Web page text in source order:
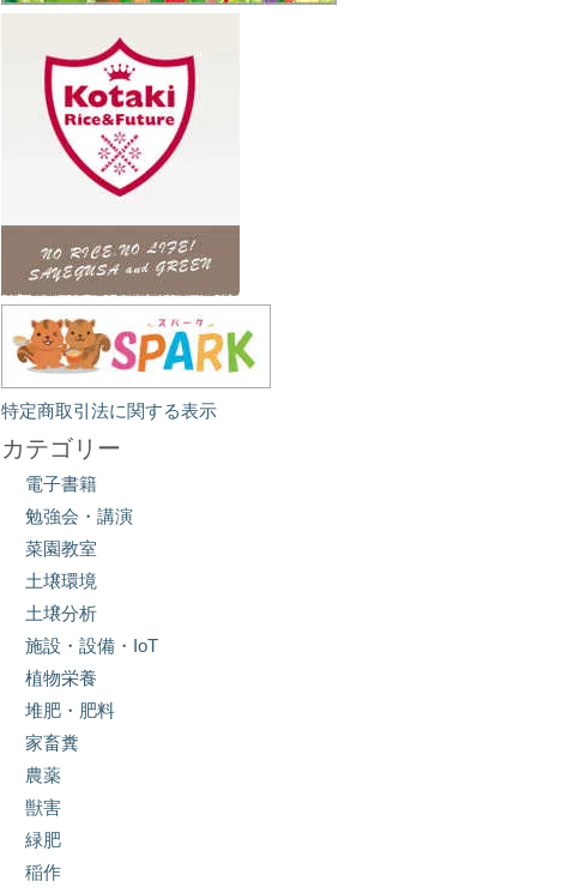
特定商取引法に関する表示
カテゴリー
電子書籍
勉強会・講演
菜園教室
土壌環境
土壌分析
施設・設備・IoT
植物栄養
堆肥・肥料
家畜糞
農薬
獣害
緑肥
稲作